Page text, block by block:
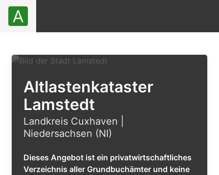
Altlastenkataster
Lamstedt
Landkreis Cuxhaven |
Niedersachsen (NI)
Dieses Angebot ist ein privatwirtschaftliches
Verzeichnis aller Grundbuchämter und keine